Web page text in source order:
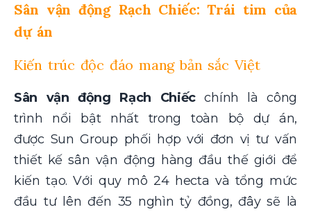
Sân vận động Rạch Chiếc: Trái tim của
dự án
Kiến trúc độc đáo mang bản sắc Việt
Sân vận động Rạch Chiếc chính là công
trình nổi bật nhất trong toàn bộ dự án,
được Sun Group phối hợp với đơn vị tư vấn
thiết kế sân vận động hàng đầu thế giới để
kiến tạo. Với quy mô 24 hecta và tổng mức
đầu tư lên đến 35 nghìn tỷ đồng, đây sẽ là